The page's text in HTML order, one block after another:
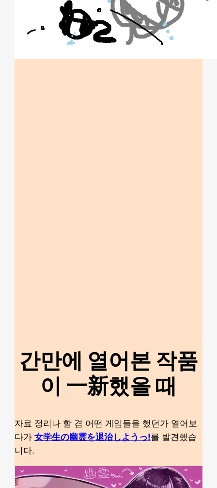
간만에 열어본 작품
이 一新했을 때
자료 정리나 할 겸 어떤 게임들을 했던가 열어보
다가女学生の幽霊を退治しようっ!를 발견했습
니다.